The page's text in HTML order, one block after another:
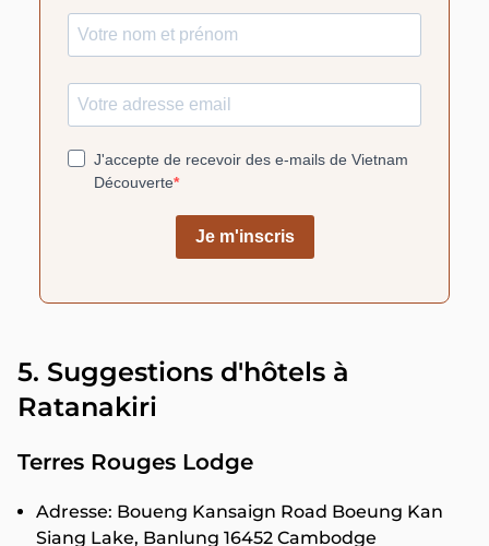
5. Suggestions d'hôtels à
Ratanakiri
Terres Rouges Lodge
Adresse: Boueng Kansaign Road Boeung Kan
Siang Lake, Banlung 16452 Cambodge